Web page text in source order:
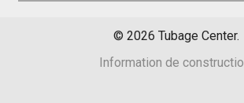
© 2026 Tubage Center.
Information de